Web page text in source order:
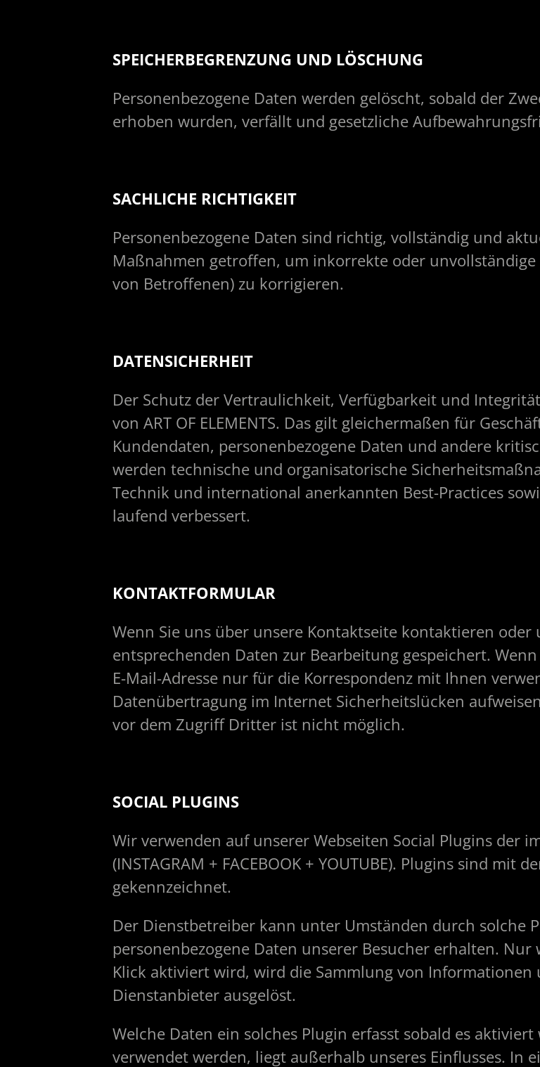
SPEICHERBEGRENZUNG UND LÖSCHUNG
Personenbezogene Daten werden gelöscht, sobald der
erhoben wurden, verfällt und gesetzliche
SACHLICHE RICHTIGKEIT
Personenbezogene Daten sind richtig, vollständig und
Maßnahmen getroffen, um inkorrekte oder unvollständige
von Betroffenen) zu korrigieren.
DATENSICHERHEIT
Der Schutz der Vertraulichkeit, Verfügbarkeit und
von ART OF ELEMENTS. Das gilt gleichermaßen für
Kundendaten, personenbezogene Daten und andere
werden technische und organisatorische
Technik und international anerkannten Best-Practices
laufend verbessert.
KONTAKTFORMULAR
Wenn Sie uns über unsere Kontaktseite kontaktieren oder
entsprechenden Daten zur Bearbeitung gespeichert.
E-Mail-Adresse nur für die Korrespondenz mit Ihnen
Datenübertragung im Internet Sicherheitslücken
vor dem Zugriff Dritter ist nicht möglich.
SOCIAL PLUGINS
Wir verwenden auf unserer Webseiten Social Plugins der
(INSTAGRAM + FACEBOOK + YOUTUBE). Plugins sind mit
gekennzeichnet.
Der Dienstbetreiber kann unter Umständen durch solche
personenbezogene Daten unserer Besucher erhalten.
Klick aktiviert wird, wird die Sammlung von Informationen
Dienstanbieter ausgelöst.
Welche Daten ein solches Plugin erfasst sobald es
verwendet werden, liegt außerhalb unseres Einflusses. In